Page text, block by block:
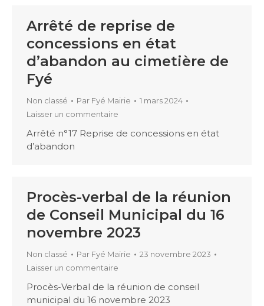
Arrêté de reprise de
concessions en état
d’abandon au cimetière de
Fyé
Non classé Par Fyé Mairie
1 mars 2024
Laisser un commentaire
Arrêté n°17 Reprise de concessions en état
d’abandon
Procès-verbal de la réunion
de Conseil Municipal du 16
novembre 2023
Non classé Par Fyé Mairie
23 novembre 2023
Laisser un commentaire
Procès-Verbal de la réunion de conseil
municipal du 16 novembre 2023